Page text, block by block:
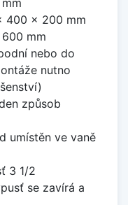
400 x 200 mm
600 mm
nebo do
nutno
způsob
umístěn ve vaně
3 1/2
se zavírá a